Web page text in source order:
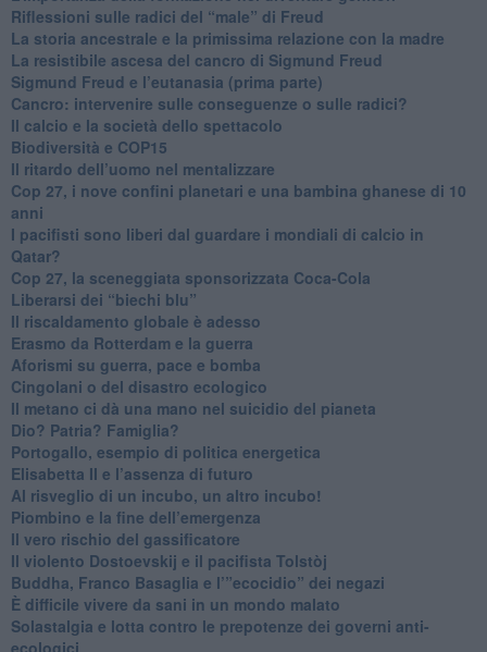
Riflessioni sulle radici del “male” di Freud
​La storia ancestrale e la primissima relazione con la madre
​La resistibile ascesa del cancro di Sigmund Freud
Sigmund Freud e l’eutanasia (prima parte)
Cancro: intervenire sulle conseguenze o sulle radici?
​Il calcio e la società dello spettacolo
Biodiversità e COP15
​Il ritardo dell’uomo nel mentalizzare
​Cop 27, i nove confini planetari e una bambina ghanese di 10
anni
​I pacifisti sono liberi dal guardare i mondiali di calcio in
Qatar?
​Cop 27, la sceneggiata sponsorizzata Coca-Cola
​Liberarsi dei “biechi blu”
Il riscaldamento globale è adesso
​Erasmo da Rotterdam e la guerra
​Aforismi su guerra, pace e bomba
Cingolani o del disastro ecologico
​Il metano ci dà una mano nel suicidio del pianeta
​Dio? Patria? Famiglia?
Portogallo, esempio di politica energetica
​Elisabetta II e l’assenza di futuro
Al risveglio di un incubo, un altro incubo!
​Piombino e la fine dell’emergenza
​Il vero rischio del gassificatore
​Il violento Dostoevskij e il pacifista Tolstòj
​Buddha, Franco Basaglia e l’”ecocidio” dei negazi
​È difficile vivere da sani in un mondo malato
Solastalgia e lotta contro le prepotenze dei governi anti-
ecologici